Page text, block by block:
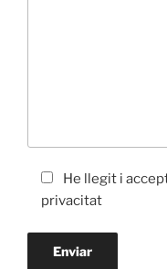
He llegit i
privacitat